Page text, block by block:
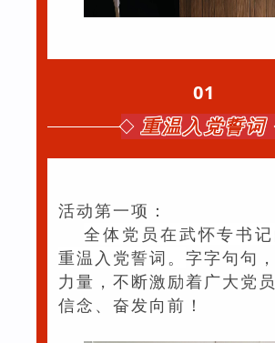
01
重温入党誓词
活动第一项：
全体党员在武怀专书
重温入党誓词。 字字句句
力量，不断激励着广大党
信念、奋发向前！